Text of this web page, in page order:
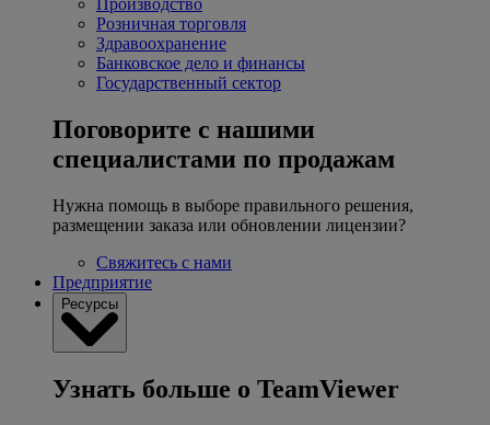
Производство
Розничная торговля
Здравоохранение
Банковское дело и финансы
Государственный сектор
Поговорите с нашими
специалистами по продажам
Нужна помощь в выборе правильного решения,
размещении заказа или обновлении лицензии?
Свяжитесь с нами
Предприятие
Ресурсы
Узнать больше о TeamViewer